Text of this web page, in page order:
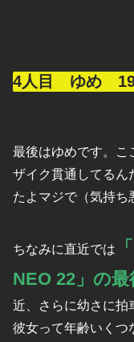
4人目 ゆめ 19
最後はゆめです。こ
ザイク貫通してるん
たよマジで（気持ち
ちなみに直近では
NEO 22」の最
近、さらに幼さに拍
彼女って年齢いくつ